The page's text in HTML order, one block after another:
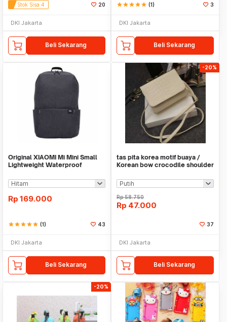
Stok Sisa 4 20
DKI Jakarta
Beli Sekarang
starstarstarstarstar (1) 3
DKI Jakarta
Beli Sekarang
Original XIAOMI Mi Mini Small
Lightweight Waterproof
Rp 169.000
starstarstarstarstar (1) 43
DKI Jakarta
Beli Sekarang
-20%
tas pita korea motif buaya /
Korean bow crocodile shoulder
Rp58.750
Rp 47.000
37
DKI Jakarta
Beli Sekarang
-20%